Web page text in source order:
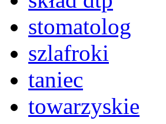
stomatolog
szlafroki
taniec
towarzyskie